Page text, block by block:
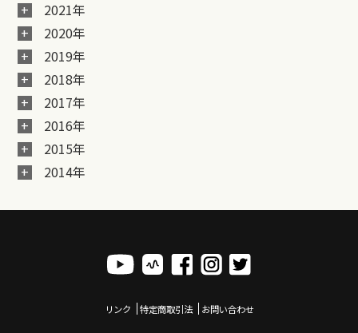
2021年
2020年
2019年
2018年
2017年
2016年
2015年
2014年
リンク 特定商取引法 お問い合わせ